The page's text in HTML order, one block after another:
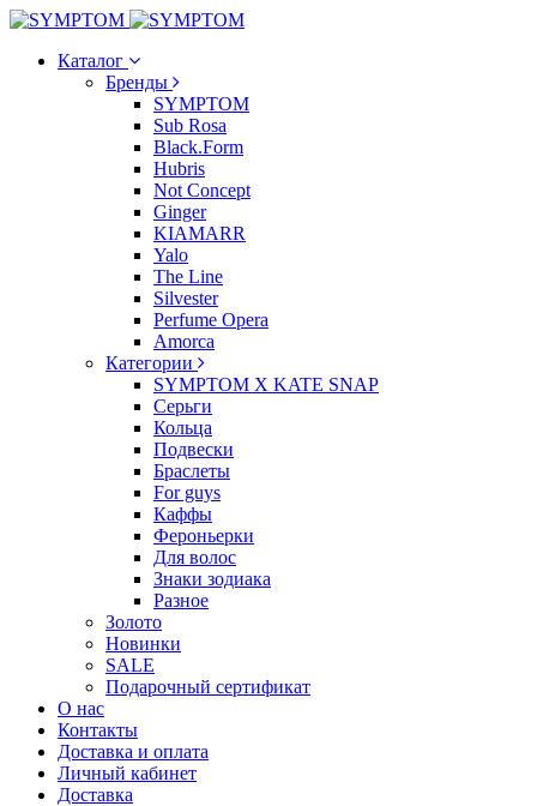
Каталог
Бренды
SYMPTOM
Sub Rosa
Black.Form
Hubris
Not Concept
Ginger
KIAMARR
Yalo
The Line
Silvester
Perfume Opera
Amorca
Категории
SYMPTOM X KATE SNAP
Серьги
Кольца
Подвески
Браслеты
For guys
Каффы
Фероньерки
Для волос
Знаки зодиака
Разное
Золото
Новинки
SALE
Подарочный сертификат
О нас
Контакты
Доставка и оплата
Личный кабинет
Доставка